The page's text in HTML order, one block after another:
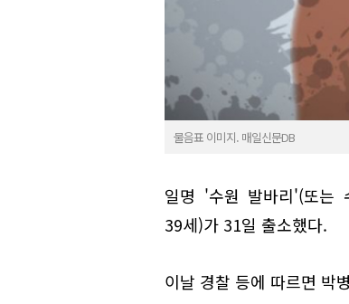
물음표 이미지. 매일신문DB
일명 '수원 발바리'(또는
39세)가 31일 출소했다.
이날 경찰 등에 따르면 박